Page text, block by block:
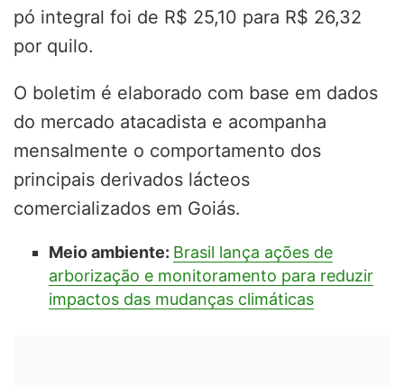
pó integral foi de R$ 25,10 para R$ 26,32
por quilo.
O boletim é elaborado com base em dados
do mercado atacadista e acompanha
mensalmente o comportamento dos
principais derivados lácteos
comercializados em Goiás.
Meio ambiente: Brasil lança ações de
arborização e monitoramento para reduzir
impactos das mudanças climáticas